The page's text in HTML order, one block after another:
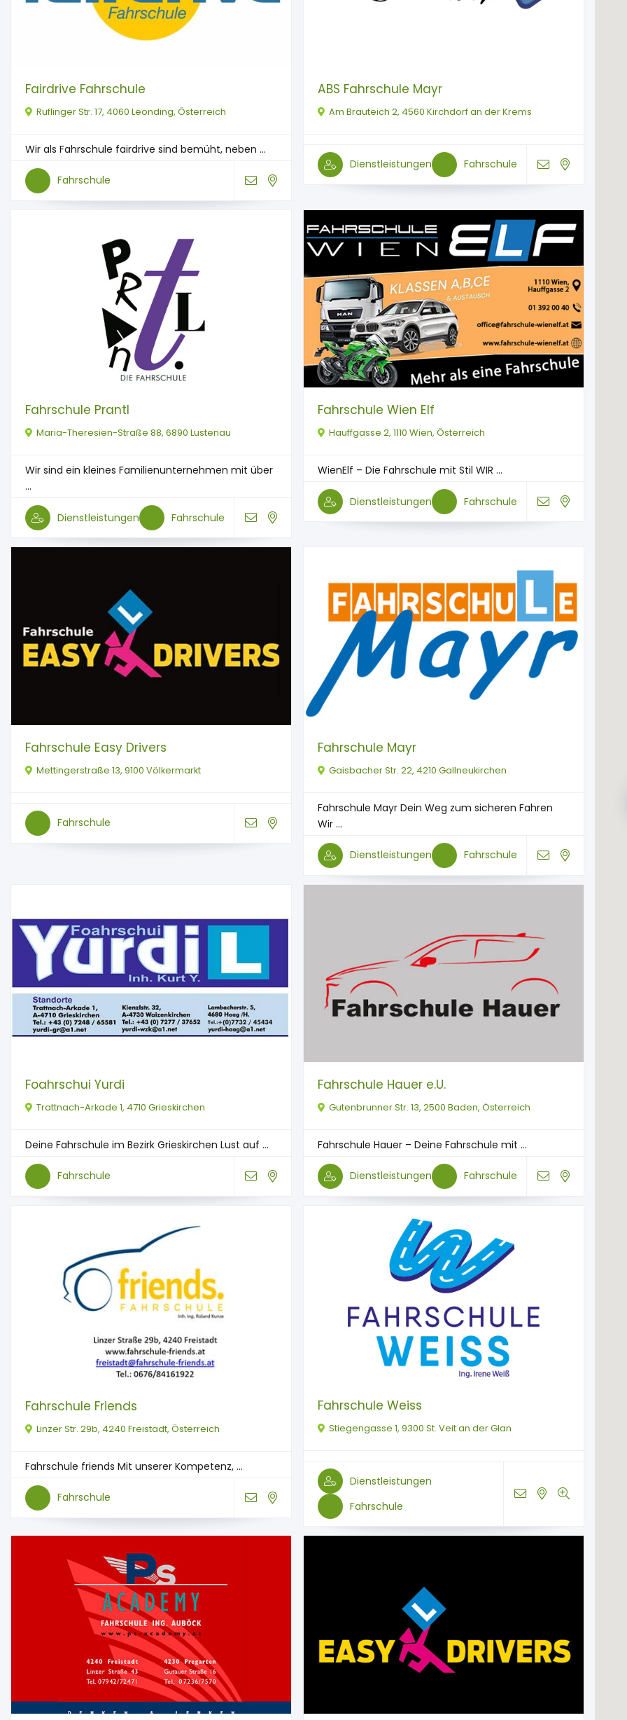
Fairdrive Fahrschule
Ruflinger Str. 17, 4060 Leonding, Österreich
Wir als Fahrschule fairdrive sind bemüht, neben ...
Fahrschule
ABS Fahrschule Mayr
Am Brauteich 2, 4560 Kirchdorf an der Krems
Dienstleistungen Fahrschule
Fahrschule Prantl
Maria-Theresien-Straße 88, 6890 Lustenau
Wir sind ein kleines Familienunternehmen mit über
...
Dienstleistungen Fahrschule
Fahrschule Wien Elf
Hauffgasse 2, 1110 Wien, Österreich
WienElf – Die Fahrschule mit Stil WIR ...
Dienstleistungen Fahrschule
Fahrschule Easy Drivers
Mettingerstraße 13, 9100 Völkermarkt
Fahrschule
Fahrschule Mayr
Gaisbacher Str. 22, 4210 Gallneukirchen
Fahrschule Mayr Dein Weg zum sicheren Fahren
Wir ...
Dienstleistungen Fahrschule
Foahrschui Yurdi
Trattnach-Arkade 1, 4710 Grieskirchen
Deine Fahrschule im Bezirk Grieskirchen Lust auf ...
Fahrschule
Fahrschule Hauer e.U.
Gutenbrunner Str. 13, 2500 Baden, Österreich
Fahrschule Hauer – Deine Fahrschule mit ...
Dienstleistungen Fahrschule
Fahrschule Friends
Linzer Str. 29b, 4240 Freistadt, Österreich
Fahrschule friends Mit unserer Kompetenz, ...
Fahrschule
Fahrschule Weiss
Stiegengasse 1, 9300 St. Veit an der Glan
Dienstleistungen
Fahrschule